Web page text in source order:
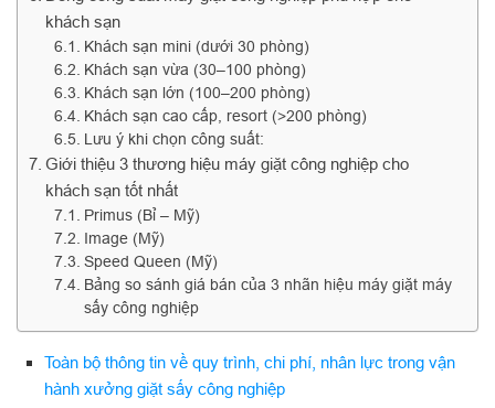
khách sạn
Khách sạn mini (dưới 30 phòng)
Khách sạn vừa (30–100 phòng)
Khách sạn lớn (100–200 phòng)
Khách sạn cao cấp, resort (>200 phòng)
Lưu ý khi chọn công suất:
Giới thiệu 3 thương hiệu máy giặt công nghiệp cho
khách sạn tốt nhất
Primus (Bỉ – Mỹ)
Image (Mỹ)
Speed Queen (Mỹ)
Bảng so sánh giá bán của 3 nhãn hiệu máy giặt máy
sấy công nghiệp
Toàn bộ thông tin về quy trình, chi phí, nhân lực trong vận
hành xưởng giặt sấy công nghiệp